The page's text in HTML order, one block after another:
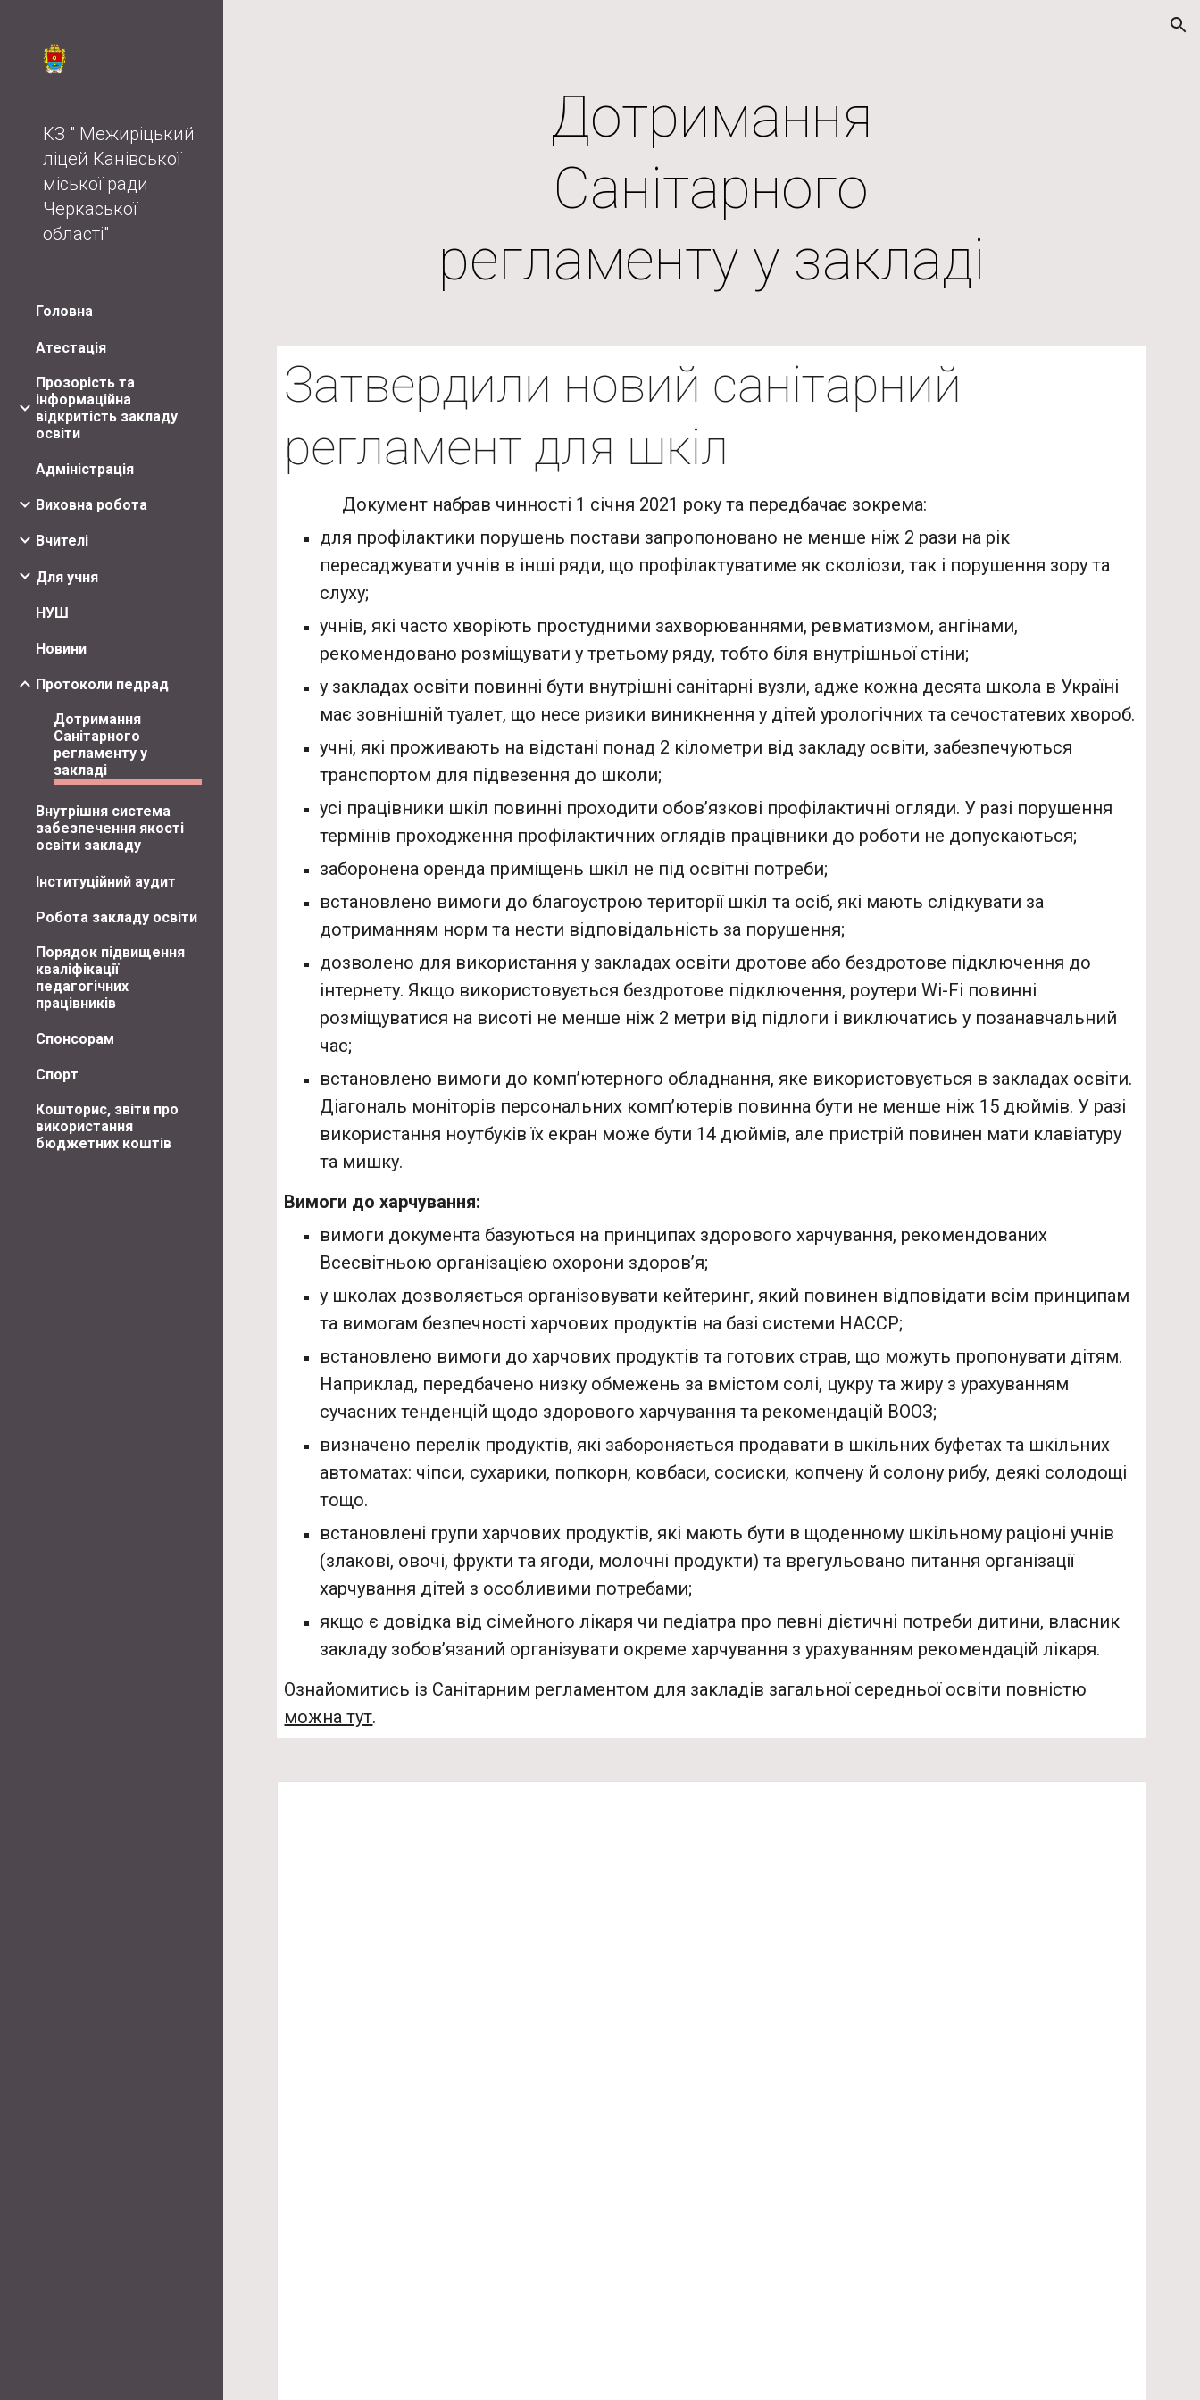
КЗ " Межиріцький
ліцей Канівської
міської ради
Черкаської
області"
Головна
Атестація
Прозорість та
інформаційна
відкритість закладу
освіти
Адміністрація
Виховна робота
Вчителі
Для учня
НУШ
Новини
Протоколи педрад
Дотримання
Санітарного
регламенту у
закладі
Внутрішня система
забезпечення якості
освіти закладу
Інституційний аудит
Робота закладу освіти
Порядок підвищення
кваліфікації
педагогічних
працівників
Спонсорам
Спорт
Кошторис, звіти про
використання
бюджетних коштів
Дотримання
Санітарного
регламенту у закладі
Затвердили новий санітарний
регламент для шкіл
Документ набрав чинності 1 січня 2021 року та передбачає зокрема:
для профілактики порушень постави запропоновано не менше ніж 2 рази на рік
пересаджувати учнів в інші ряди, що профілактуватиме як сколіози, так і порушення зору та
слуху;
учнів, які часто хворіють простудними захворюваннями, ревматизмом, ангінами,
рекомендовано розміщувати у третьому ряду, тобто біля внутрішньої стіни;
у закладах освіти повинні бути внутрішні санітарні вузли, адже кожна десята школа в Україні
має зовнішній туалет, що несе ризики виникнення у дітей урологічних та сечостатевих хвороб.
учні, які проживають на відстані понад 2 кілометри від закладу освіти, забезпечуються
транспортом для підвезення до школи;
усі працівники шкіл повинні проходити обов’язкові профілактичні огляди. У разі порушення
термінів проходження профілактичних оглядів працівники до роботи не допускаються;
заборонена оренда приміщень шкіл не під освітні потреби;
встановлено вимоги до благоустрою території шкіл та осіб, які мають слідкувати за
дотриманням норм та нести відповідальність за порушення;
дозволено для використання у закладах освіти дротове або бездротове підключення до
інтернету. Якщо використовується бездротове підключення, роутери Wi-Fi повинні
розміщуватися на висоті не менше ніж 2 метри від підлоги і виключатись у позанавчальний
час;
встановлено вимоги до комп’ютерного обладнання, яке використовується в закладах освіти.
Діагональ моніторів персональних комп’ютерів повинна бути не менше ніж 15 дюймів. У разі
використання ноутбуків їх екран може бути 14 дюймів, але пристрій повинен мати клавіатуру
та мишку.
Вимоги до харчування:
вимоги документа базуються на принципах здорового харчування, рекомендованих
Всесвітньою організацією охорони здоров’я;
у школах дозволяється організовувати кейтеринг, який повинен відповідати всім принципам
та вимогам безпечності харчових продуктів на базі системи НАССР;
встановлено вимоги до харчових продуктів та готових страв, що можуть пропонувати дітям.
Наприклад, передбачено низку обмежень за вмістом солі, цукру та жиру з урахуванням
сучасних тенденцій щодо здорового харчування та рекомендацій ВООЗ;
визначено перелік продуктів, які забороняється продавати в шкільних буфетах та шкільних
автоматах: чіпси, сухарики, попкорн, ковбаси, сосиски, копчену й солону рибу, деякі солодощі
тощо.
встановлені групи харчових продуктів, які мають бути в щоденному шкільному раціоні учнів
(злакові, овочі, фрукти та ягоди, молочні продукти) та врегульовано питання організації
харчування дітей з особливими потребами;
якщо є довідка від сімейного лікаря чи педіатра про певні дієтичні потреби дитини, власник
закладу зобов’язаний організувати окреме харчування з урахуванням рекомендацій лікаря.
Ознайомитись із Санітарним регламентом для закладів загальної середньої освіти повністю
можна тут.